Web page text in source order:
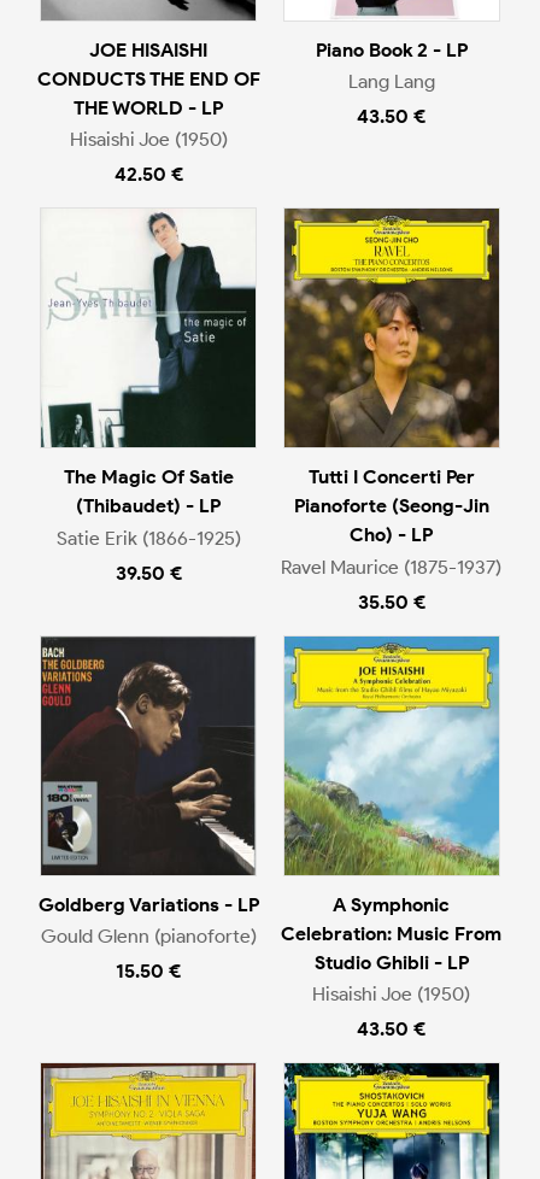
JOE HISAISHI
CONDUCTS THE END OF
THE WORLD - LP
Hisaishi Joe (1950)
42.50 €
Piano Book 2 - LP
Lang Lang
43.50 €
The Magic Of Satie
(Thibaudet) - LP
Satie Erik (1866-1925)
39.50 €
Tutti I Concerti Per
Pianoforte (Seong-Jin
Cho) - LP
Ravel Maurice (1875-1937)
35.50 €
Goldberg Variations - LP
Gould Glenn (pianoforte)
15.50 €
A Symphonic
Celebration: Music From
Studio Ghibli - LP
Hisaishi Joe (1950)
43.50 €